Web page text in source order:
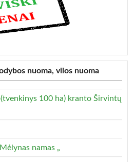
nuoma, vilos nuoma
100 ha) kranto Širvintų
namas „